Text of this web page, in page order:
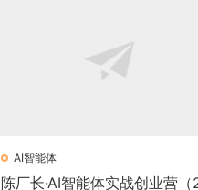
AI智能体
陈厂长·AI智能体实战创业营（